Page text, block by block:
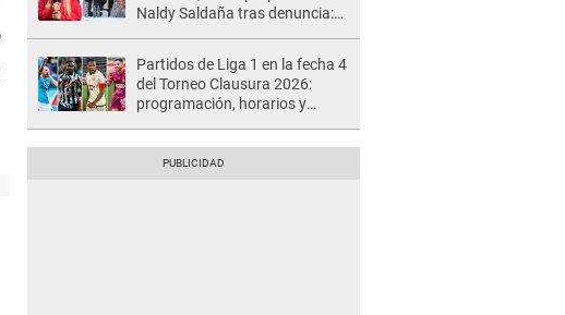
Naldy Saldaña tras denuncia:
Partidos de Liga 1 en la fecha 4
del Torneo Clausura 2026:
programación, horarios y